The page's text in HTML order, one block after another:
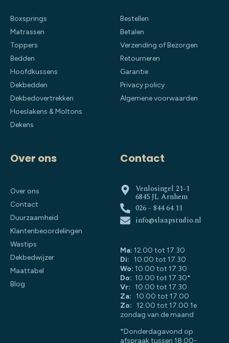
Boxsprings
Matrassen
Toppers
Bedden
Hoofdkussens
Dekbedden
Dekbedovertrekken
Hoeslakens & Moltons
Dekens
Bestellen
Betalen
Verzending of Bezorgen
Retourneren
Garantie
Privacy policy
Algemene voorwaarden
Over ons
Over ons
Contact
Duurzaamheid
Klantenbeoordelingen
Wastips
Dekbedwijzer
Maattabel
Blog
Contact
Venlosingel 21-1
6845 JL Arnhem
026 - 844 64 11
info@slaapstudio.nl
Ma: 12.00 tot 17.30
Di: 10.00 tot 17.30
Wo: 10.00 tot 17.30
Do: 10.00 tot 17.30*
Vr: 10.00 tot 17.30
Za: 10.00 tot 17.00
Zo: 12.00 tot 17.00 1e
zondag van de maand
*Donderdagavond op
afspraak tussen 18.00-